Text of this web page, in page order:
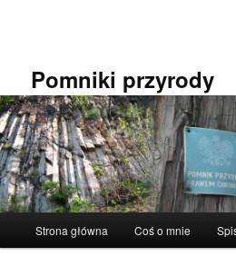
Pomniki przyrody
Strona główna Coś o mnie